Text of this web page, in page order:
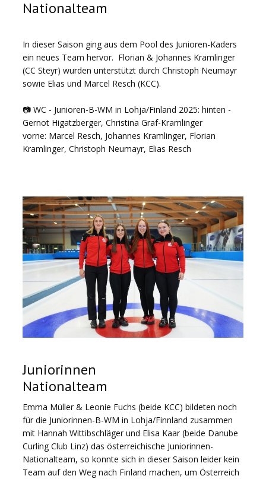
Nationalteam
In dieser Saison ging aus dem Pool des Junioren-Kaders
ein neues Team hervor. Florian & Johannes Kramlinger
(CC Steyr) wurden unterstützt durch Christoph Neumayr
sowie Elias und Marcel Resch (KCC).
📷 WC - Junioren-B-WM in Lohja/Finland 2025: hinten -
Gernot Higatzberger, Christina Graf-Kramlinger
vorne: Marcel Resch, Johannes Kramlinger, Florian
Kramlinger, Christoph Neumayr, Elias Resch
Juniorinnen
Nationalteam
Emma Müller & Leonie Fuchs (beide KCC) bildeten noch
für die Juniorinnen-B-WM in Lohja/Finnland zusammen
mit Hannah Wittibschläger und Elisa Kaar (beide Danube
Curling Club Linz) das österreichische Juniorinnen-
Nationalteam, so konnte sich in dieser Saison leider kein
Team auf den Weg nach Finland machen, um Österreich